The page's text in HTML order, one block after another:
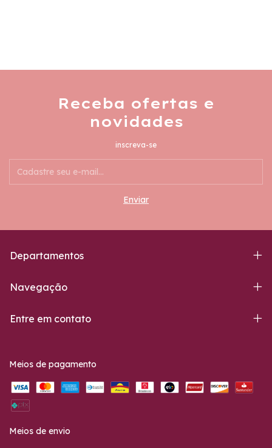
Receba ofertas e
novidades
inscreva-se
Departamentos
Navegação
Entre em contato
Meios de pagamento
Meios de envio